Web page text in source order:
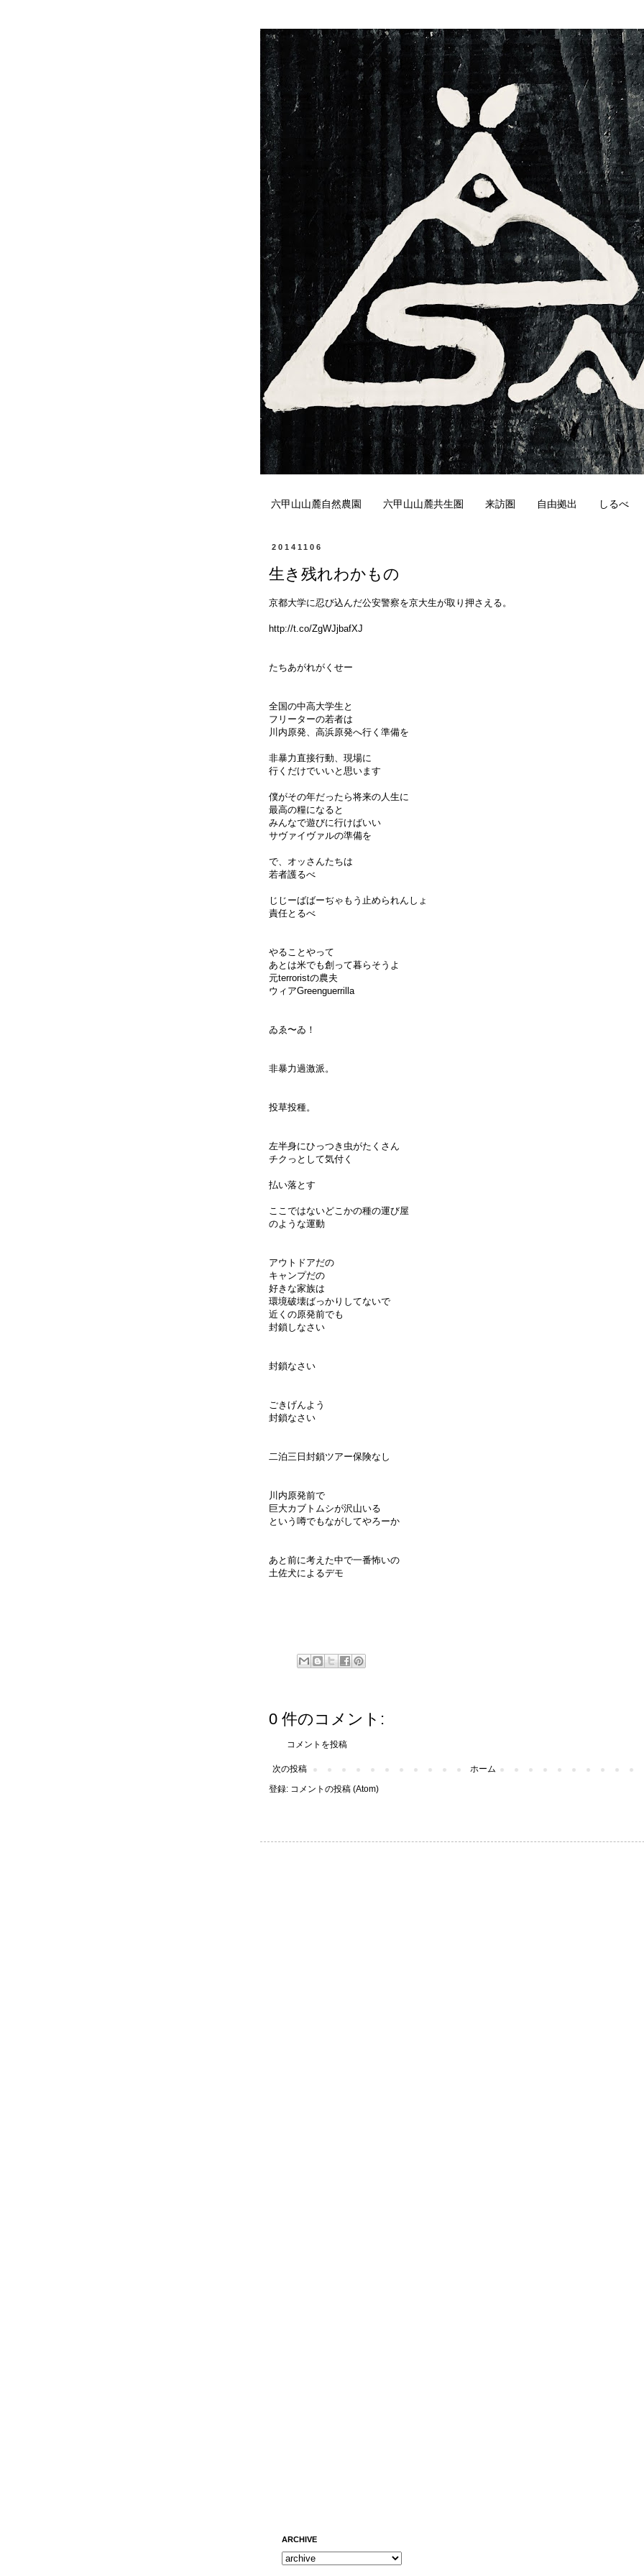
六甲山山麓自然農園 六甲山山麓共生圏 来訪圏 自由拠出 しるべ
20141106
生き残れわかもの
京都大学に忍び込んだ公安警察を京大生が取り押さえる。
http://t.co/ZgWJjbafXJ
たちあがれがくせー
全国の中高大学生と
フリーターの若者は
川内原発、高浜原発へ行く準備を
非暴力直接行動、現場に
行くだけでいいと思います
僕がその年だったら将来の人生に
最高の糧になると
みんなで遊びに行けばいい
サヴァイヴァルの準備を
で、オッさんたちは
若者護るべ
じじーばばーぢゃもう止められんしょ
責任とるべ
やることやって
あとは米でも創って暮らそうよ
元terroristの農夫
ウィアGreenguerrilla
ゐゑ〜ゐ！
非暴力過激派。
投草投種。
左半身にひっつき虫がたくさん
チクっとして気付く
払い落とす
ここではないどこかの種の運び屋
のような運動
アウトドアだの
キャンプだの
好きな家族は
環境破壊ばっかりしてないで
近くの原発前でも
封鎖しなさい
封鎖なさい
ごきげんよう
封鎖なさい
二泊三日封鎖ツアー保険なし
川内原発前で
巨大カブトムシが沢山いる
という噂でもながしてやろーか
あと前に考えた中で一番怖いの
土佐犬によるデモ
0 件のコメント:
コメントを投稿
次の投稿
ホーム
登録: コメントの投稿 (Atom)
ARCHIVE